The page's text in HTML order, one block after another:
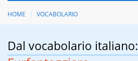
HOME VOCABOLARIO
Dal vocabolario italiano: